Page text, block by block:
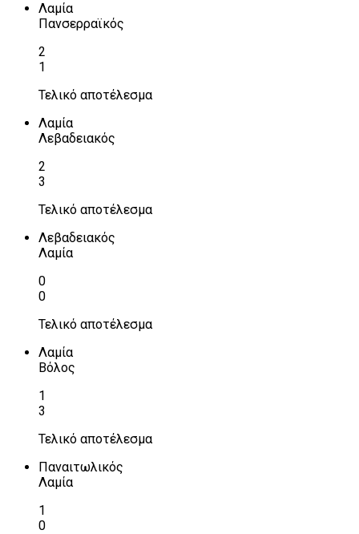
Λαμία
Πανσερραϊκός
2
1
Τελικό αποτέλεσμα
Λαμία
Λεβαδειακός
2
3
Τελικό αποτέλεσμα
Λεβαδειακός
Λαμία
0
0
Τελικό αποτέλεσμα
Λαμία
Βόλος
1
3
Τελικό αποτέλεσμα
Παναιτωλικός
Λαμία
1
0